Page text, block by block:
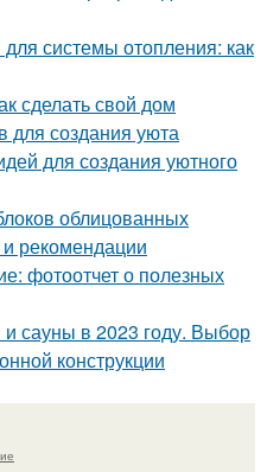
системы отопления: как
сделать свой дом
для создания уюта
для создания уютного
облицованных
рекомендации
фотоотчет о полезных
сауны в 2023 году. Выбор
конструкции